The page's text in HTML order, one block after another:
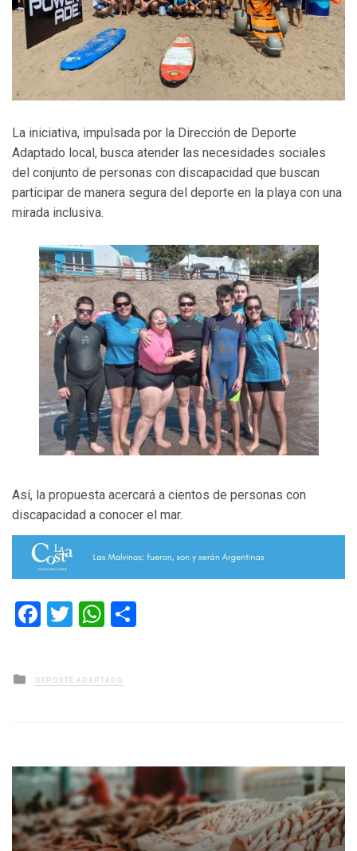
La iniciativa, impulsada por la Dirección de Deporte
Adaptado local, busca atender las necesidades sociales
del conjunto de personas con discapacidad que buscan
participar de manera segura del deporte en la playa con una
mirada inclusiva.
Así, la propuesta acercará a cientos de personas con
discapacidad a conocer el mar.
Facebook
TwitterWhatsApp
Posted
in
DEPORTE ADAPTADO